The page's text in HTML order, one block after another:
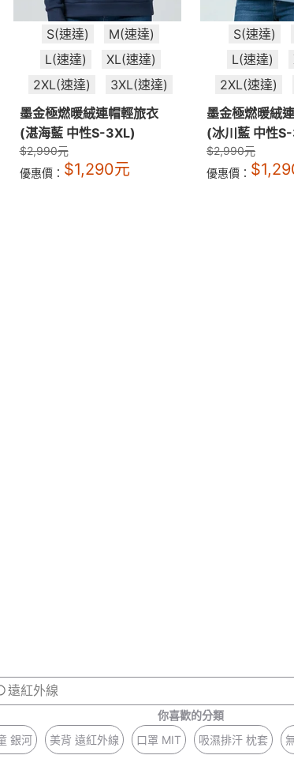
S(速達)
M(速達)
L(速達)
XL(速達)
2XL(速達)
3XL(速達)
墨金極燃暖絨連帽輕旅衣
(湛海藍 中性S-3XL)
$2,990元
優惠價： $1,290元
S(速達)
L(速達)
2XL(速達)
墨金極燃暖絨
(冰川藍 中性
$2,990元
優惠價： $
遠紅外線
你喜歡的分類
銀河
美背 遠紅外線 口罩 MIT 吸濕排汗 枕套